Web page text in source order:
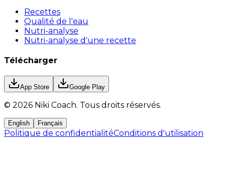
Recettes
Qualité de l'eau
Nutri-analyse
Nutri-analyse d'une recette
Télécharger
App Store Google Play
© 2026 Niki Coach. Tous droits réservés.
English Français
Politique de confidentialitéConditions d'utilisation